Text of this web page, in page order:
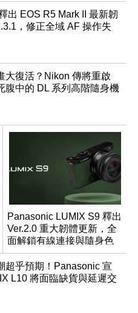
出 EOS R5 Mark II 最新韌
，修正全域 AF 操作失
大復活？Nikon 傳將重啟
腹中的 DL 系列高階隨身機
Panasonic LUMIX S9 釋出
Ver.2.0 重大韌體更新，全
面解鎖有線連接與隨身色
調編輯
超乎預期！Panasonic 宣
L10 將面臨缺貨與延遲交